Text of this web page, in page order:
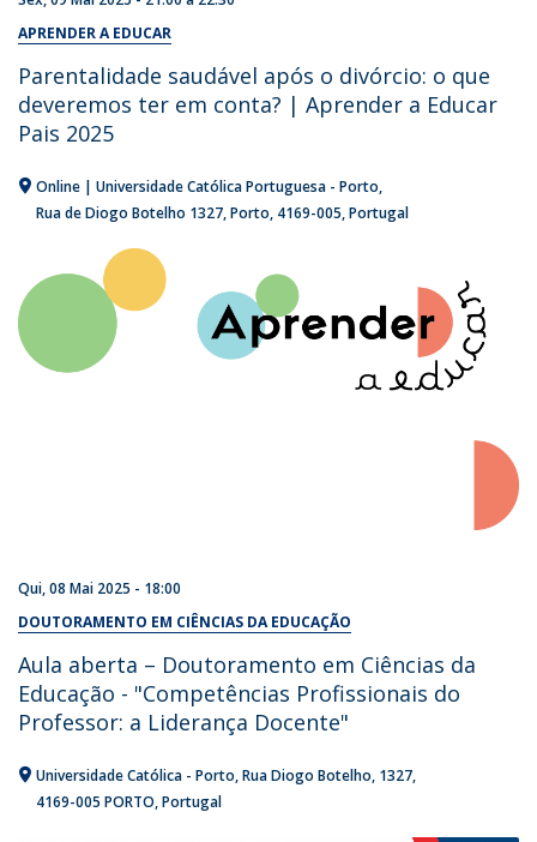
APRENDER A EDUCAR
Parentalidade saudável após o divórcio: o que
deveremos ter em conta? | Aprender a Educar
Pais 2025
Online | Universidade Católica Portuguesa - Porto
Rua de Diogo Botelho 1327 Porto 4169-005 Portugal
Qui, 08 Mai 2025 - 18:00
DOUTORAMENTO EM CIÊNCIAS DA EDUCAÇÃO
Aula aberta – Doutoramento em Ciências da
Educação - "Competências Profissionais do
Professor: a Liderança Docente"
Universidade Católica - Porto Rua Diogo Botelho, 1327
4169-005 PORTO Portugal